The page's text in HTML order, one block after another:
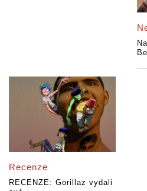
Recenze
RECENZE: Gorillaz vydali